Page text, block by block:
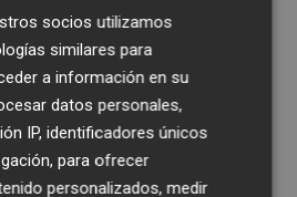
Coll centrada en las
de Valencia y
los
de su tiempo.
las 20:00 horas, los
socios utilizamos
similares para
a información en su
datos personales,
IP, identificadores únicos
para ofrecer
personalizados, medir